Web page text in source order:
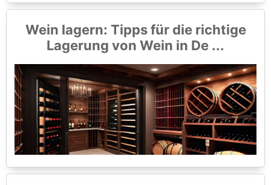
Wein lagern: Tipps für die richtige
Lagerung von Wein in De ...